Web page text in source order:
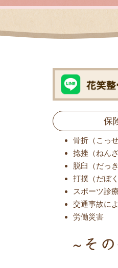
保
骨折（こっせ
捻挫（ねんざ
脱臼（だっ
打撲（だぼく
スポーツ診療
交通事故に
労働災害